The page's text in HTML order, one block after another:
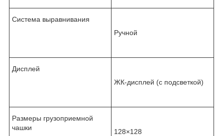
Система выравнивания
Ручной
Дисплей
ЖК-дисплей (с подсветкой)
Размеры грузоприемной
чашки
128×128